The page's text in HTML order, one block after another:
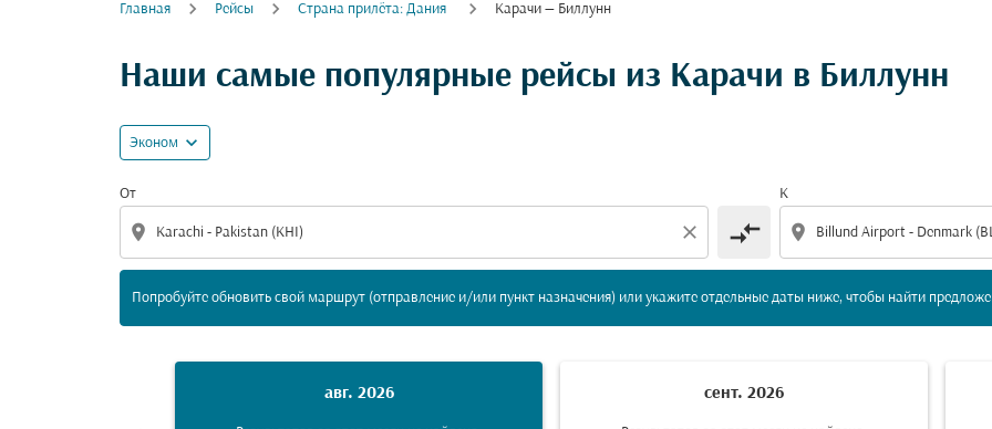
Главная Рейсы Cтрана прилёта: Дания Карачи — Биллунн
Наши самые популярные рейсы из Карачи в Биллунн
Эконом expand_more
От
location_on close compare_arrows
К
location_on
Попробуйте обновить свой маршрут (отправление и/или пункт назначения) или укажите отдельные даты ниже, чтобы найти
Попробуйте обновить свой маршрут (отправление и/или пункт назначения) или укажите
авг. 2026 сент. 2026